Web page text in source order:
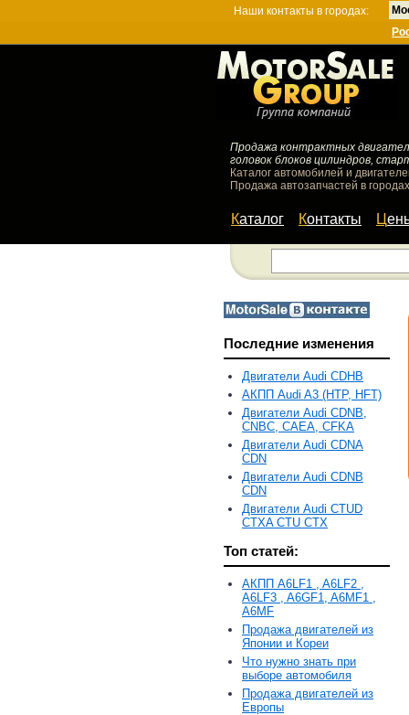
Наши контакты в городах:
Продажа контрактных
головок блоков цилиндров,
Каталог автомобилей и
Продажа автозапчастей в
Каталог Контакты
Последние изменения
Двигатели Audi CDHB
АКПП Audi A3 (HTP, HFT)
Двигатели Audi CDNB,
CNBC, CAEA, CFKA
Двигатели Audi CDNA
CDN
Двигатели Audi CDNB
CDN
Двигатели Audi CTUD
CTXA CTU CTX
Топ статей:
АКПП A6LF1 , A6LF2 ,
A6LF3 , A6GF1, A6MF1 ,
A6MF
Продажа двигателей из
Японии и Кореи
Что нужно знать при
выборе автомобиля
Продажа двигателей из
Европы